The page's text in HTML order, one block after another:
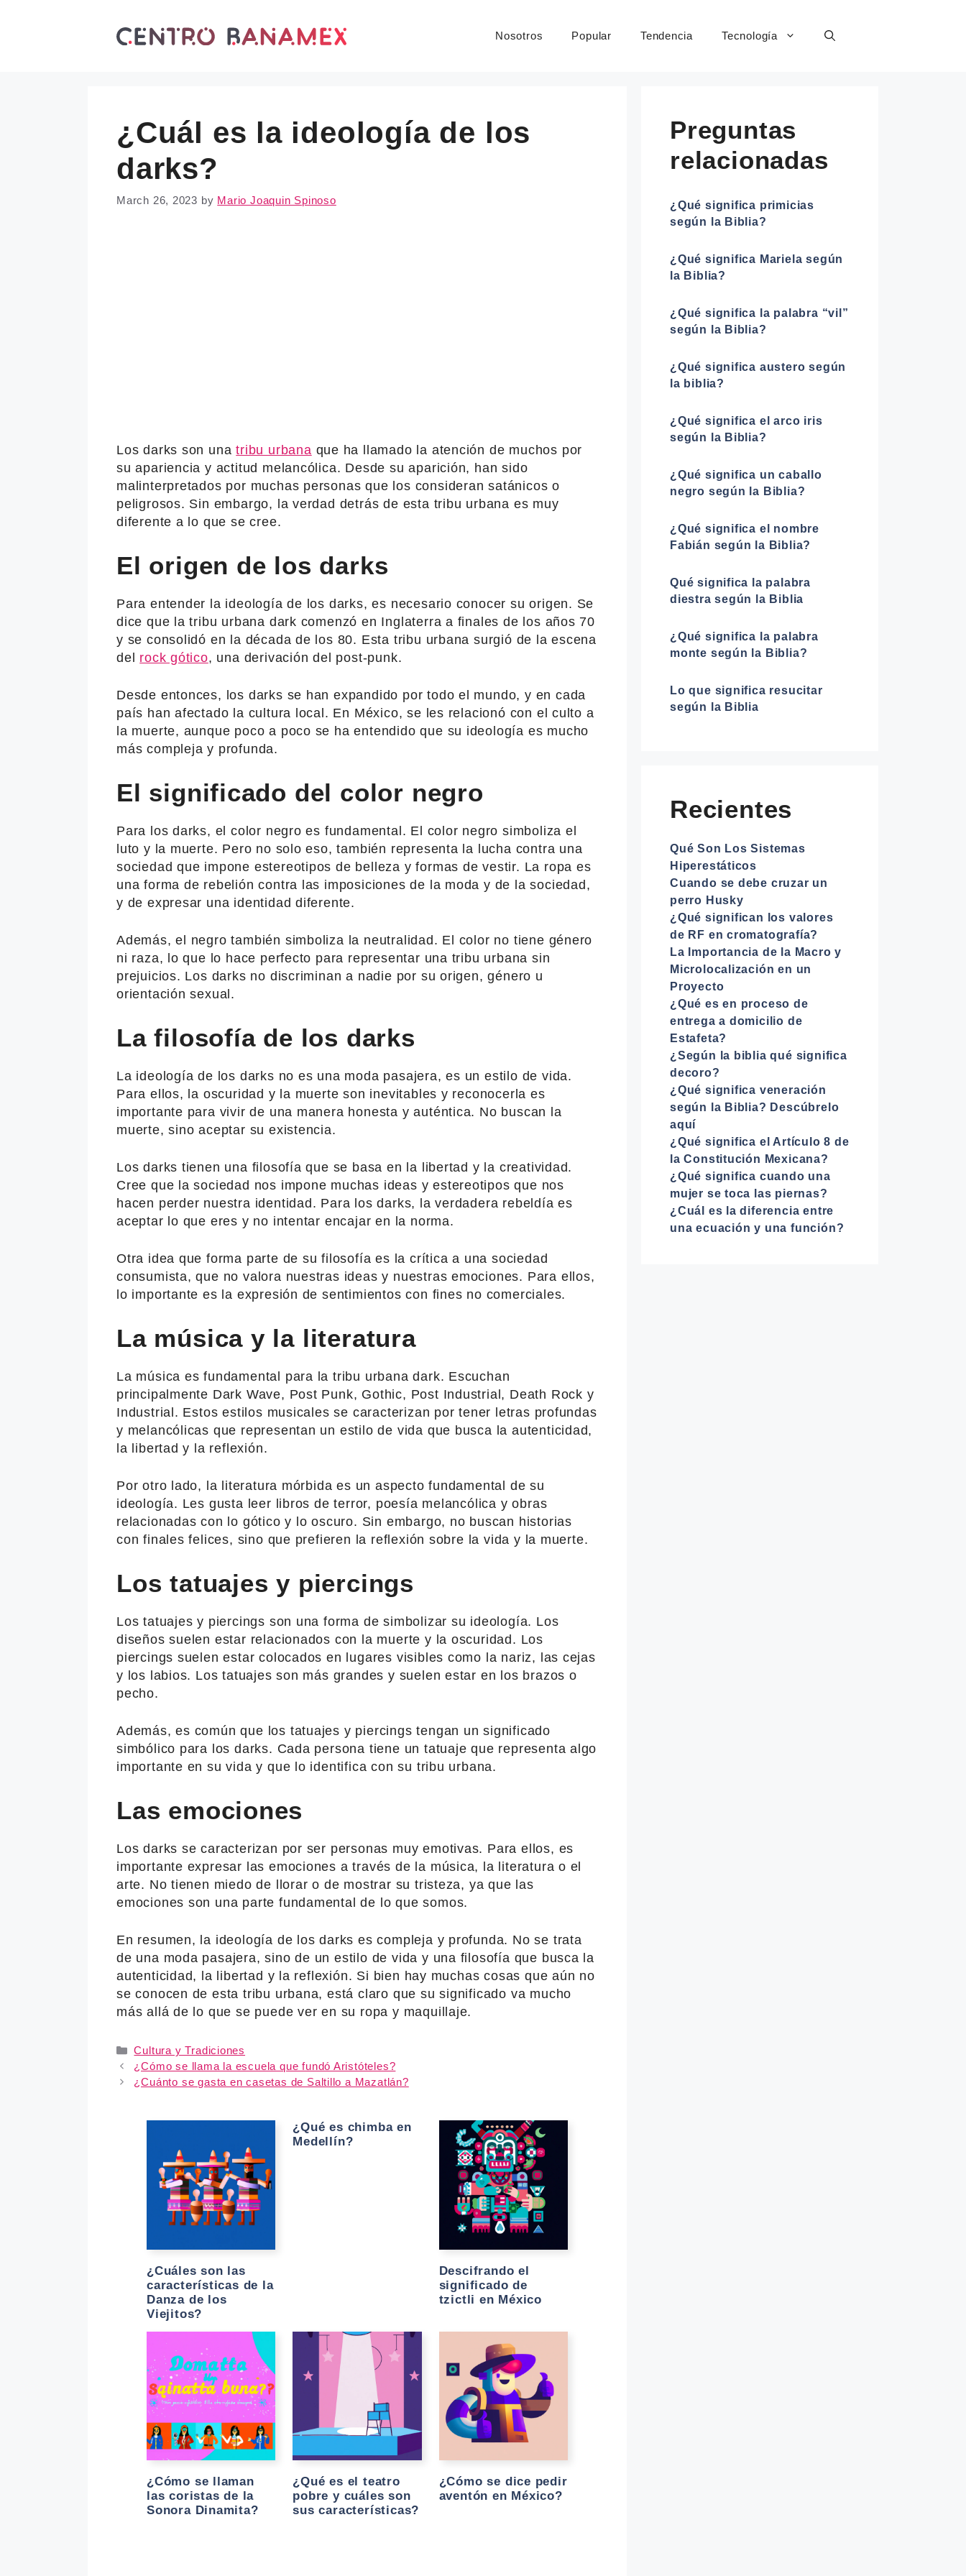
Nosotros Popular Tendencia Tecnología
¿Cuál es la ideología de los
darks?
March 26, 2023 by Mario Joaquin Spinoso
Los darks son unatribu urbana que ha llamado la atención de muchos por
su apariencia y actitud melancólica. Desde su aparición, han sido
malinterpretados por muchas personas que los consideran satánicos o
peligrosos. Sin embargo, la verdad detrás de esta tribu urbana es muy
diferente a lo que se cree.
El origen de los darks
Para entender la ideología de los darks, es necesario conocer su origen. Se
dice que la tribu urbana dark comenzó en Inglaterra a finales de los años 70
y se consolidó en la década de los 80. Esta tribu urbana surgió de la escena
del rock gótico, una derivación del post-punk.
Desde entonces, los darks se han expandido por todo el mundo, y en cada
país han afectado la cultura local. En México, se les relacionó con el culto a
la muerte, aunque poco a poco se ha entendido que su ideología es mucho
más compleja y profunda.
El significado del color negro
Para los darks, el color negro es fundamental. El color negro simboliza el
luto y la muerte. Pero no solo eso, también representa la lucha contra una
sociedad que impone estereotipos de belleza y formas de vestir. La ropa es
una forma de rebelión contra las imposiciones de la moda y de la sociedad,
y de expresar una identidad diferente.
Además, el negro también simboliza la neutralidad. El color no tiene género
ni raza, lo que lo hace perfecto para representar una tribu urbana sin
prejuicios. Los darks no discriminan a nadie por su origen, género u
orientación sexual.
La filosofía de los darks
La ideología de los darks no es una moda pasajera, es un estilo de vida.
Para ellos, la oscuridad y la muerte son inevitables y reconocerla es
importante para vivir de una manera honesta y auténtica. No buscan la
muerte, sino aceptar su existencia.
Los darks tienen una filosofía que se basa en la libertad y la creatividad.
Cree que la sociedad nos impone muchas ideas y estereotipos que nos
hacen perder nuestra identidad. Para los darks, la verdadera rebeldía es
aceptar lo que eres y no intentar encajar en la norma.
Otra idea que forma parte de su filosofía es la crítica a una sociedad
consumista, que no valora nuestras ideas y nuestras emociones. Para ellos,
lo importante es la expresión de sentimientos con fines no comerciales.
La música y la literatura
La música es fundamental para la tribu urbana dark. Escuchan
principalmente Dark Wave, Post Punk, Gothic, Post Industrial, Death Rock y
Industrial. Estos estilos musicales se caracterizan por tener letras profundas
y melancólicas que representan un estilo de vida que busca la autenticidad,
la libertad y la reflexión.
Por otro lado, la literatura mórbida es un aspecto fundamental de su
ideología. Les gusta leer libros de terror, poesía melancólica y obras
relacionadas con lo gótico y lo oscuro. Sin embargo, no buscan historias
con finales felices, sino que prefieren la reflexión sobre la vida y la muerte.
Los tatuajes y piercings
Los tatuajes y piercings son una forma de simbolizar su ideología. Los
diseños suelen estar relacionados con la muerte y la oscuridad. Los
piercings suelen estar colocados en lugares visibles como la nariz, las cejas
y los labios. Los tatuajes son más grandes y suelen estar en los brazos o
pecho.
Además, es común que los tatuajes y piercings tengan un significado
simbólico para los darks. Cada persona tiene un tatuaje que representa algo
importante en su vida y que lo identifica con su tribu urbana.
Las emociones
Los darks se caracterizan por ser personas muy emotivas. Para ellos, es
importante expresar las emociones a través de la música, la literatura o el
arte. No tienen miedo de llorar o de mostrar su tristeza, ya que las
emociones son una parte fundamental de lo que somos.
En resumen, la ideología de los darks es compleja y profunda. No se trata
de una moda pasajera, sino de un estilo de vida y una filosofía que busca la
autenticidad, la libertad y la reflexión. Si bien hay muchas cosas que aún no
se conocen de esta tribu urbana, está claro que su significado va mucho
más allá de lo que se puede ver en su ropa y maquillaje.
Categories
Cultura y Tradiciones
¿Cómo se llama la escuela que fundó Aristóteles?
¿Cuánto se gasta en casetas de Saltillo a Mazatlán?
¿Cuáles son las
características de la
Danza de los
Viejitos?
¿Qué es chimba en
Medellín?
Descifrando el
significado de
tzictli en México
¿Cómo se llaman
las coristas de la
Sonora Dinamita?
¿Qué es el teatro
pobre y cuáles son
sus características?
¿Cómo se dice pedir
aventón en México?
Preguntas
relacionadas
¿Qué significa primicias
según la Biblia?
¿Qué significa Mariela según
la Biblia?
¿Qué significa la palabra “vil”
según la Biblia?
¿Qué significa austero según
la biblia?
¿Qué significa el arco iris
según la Biblia?
¿Qué significa un caballo
negro según la Biblia?
¿Qué significa el nombre
Fabián según la Biblia?
Qué significa la palabra
diestra según la Biblia
¿Qué significa la palabra
monte según la Biblia?
Lo que significa resucitar
según la Biblia
Recientes
Qué Son Los Sistemas
Hiperestáticos
Cuando se debe cruzar un
perro Husky
¿Qué significan los valores
de RF en cromatografía?
La Importancia de la Macro y
Microlocalización en un
Proyecto
¿Qué es en proceso de
entrega a domicilio de
Estafeta?
¿Según la biblia qué significa
decoro?
¿Qué significa veneración
según la Biblia? Descúbrelo
aquí
¿Qué significa el Artículo 8 de
la Constitución Mexicana?
¿Qué significa cuando una
mujer se toca las piernas?
¿Cuál es la diferencia entre
una ecuación y una función?